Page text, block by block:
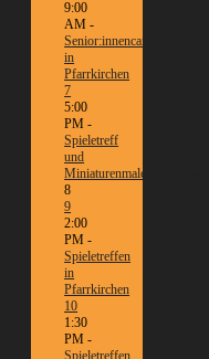
9:00
AM -
Senior:innencafé
in
Pfarrkirchen
7
5:00
PM -
Spieletreff
und
Miniaturenmalen/Tabletop
8
9
2:00
PM -
Spieletreffen
in
Pfarrkirchen
10
1:30
PM -